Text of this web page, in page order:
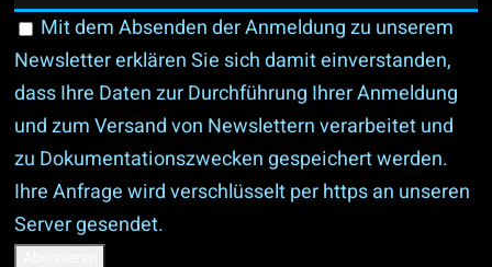
Mit dem Absenden der Anmeldung zu unserem
Newsletter erklären Sie sich damit einverstanden,
dass Ihre Daten zur Durchführung Ihrer Anmeldung
und zum Versand von Newslettern verarbeitet und
zu Dokumentationszwecken gespeichert werden.
Ihre Anfrage wird verschlüsselt per https an unseren
Server gesendet.